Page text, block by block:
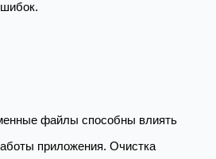
файлы способны влиять
приложения. Очистка